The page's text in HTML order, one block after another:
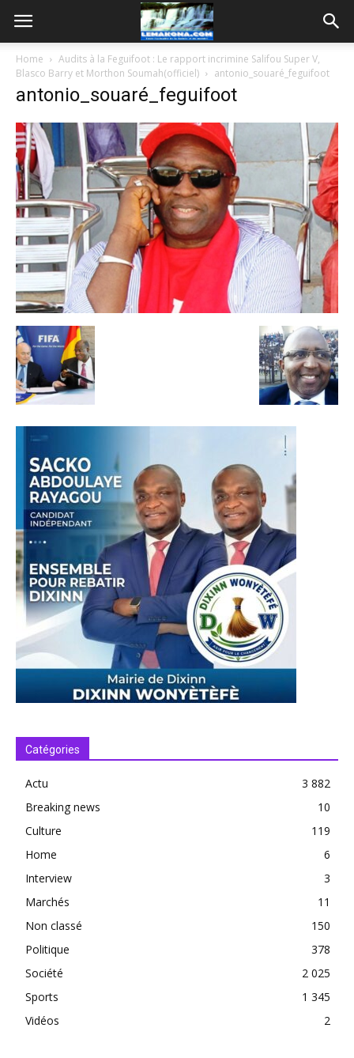
Home
Audits à la Feguifoot : Le rapport incrimine Salifou Super V,
Blasco Barry et Morthon Soumah(officiel)
antonio_souaré_feguifoot
antonio_souaré_feguifoot
Catégories
Actu
3 882
Breaking news
10
Culture
119
Home
6
Interview
3
Marchés
11
Non classé
150
Politique
378
Société
2 025
Sports
1 345
Vidéos
2